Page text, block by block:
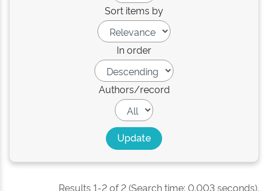
Sort items by
In order
Authors/record
Results 1-2 of 2 (Search time: 0.003 seconds).